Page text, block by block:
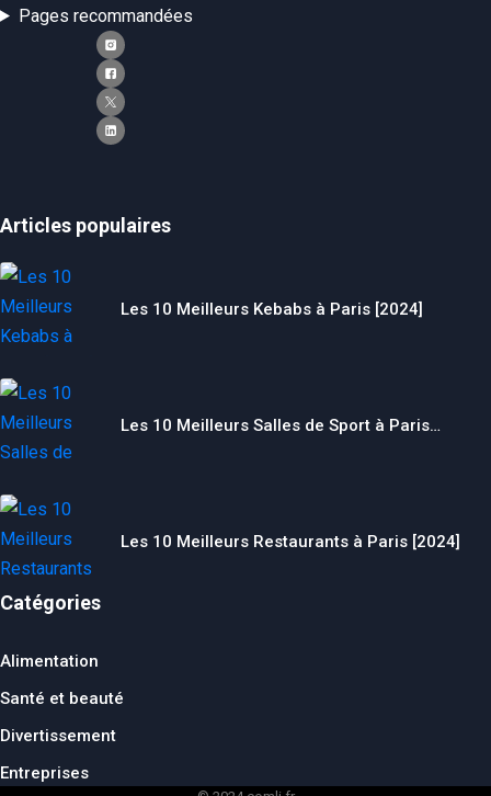
Pages recommandées
Articles populaires
Les 10 Meilleurs Kebabs à Paris [2024]
Les 10 Meilleurs Salles de Sport à Paris…
Les 10 Meilleurs Restaurants à Paris [2024]
Catégories
Alimentation
Santé et beauté
Divertissement
Entreprises